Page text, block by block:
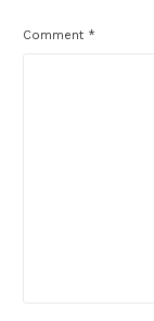
Comment *